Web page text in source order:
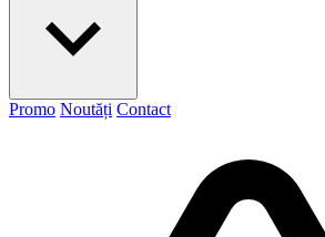
Promo Noutăți Contact